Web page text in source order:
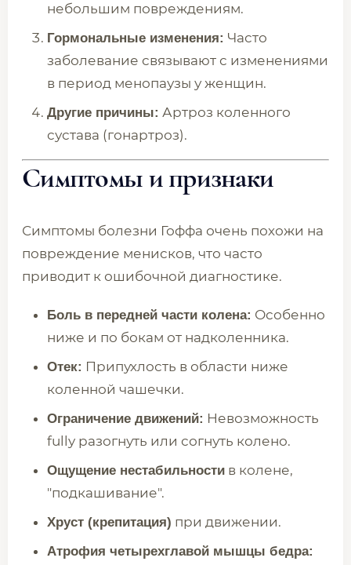
небольшим повреждениям.
Гормональные изменения: Часто
заболевание связывают с изменениями
в период менопаузы у женщин.
Другие причины: Артроз коленного
сустава (гонартроз).
Симптомы и признаки
Симптомы болезни Гоффа очень похожи на
повреждение менисков, что часто
приводит к ошибочной диагностике.
Боль в передней части колена: Особенно
ниже и по бокам от надколенника.
Отек: Припухлость в области ниже
коленной чашечки.
Ограничение движений: Невозможность
fully разогнуть или согнуть колено.
Ощущение нестабильности в колене,
"подкашивание".
Хруст (крепитация) при движении.
Атрофия четырехглавой мышцы бедра: